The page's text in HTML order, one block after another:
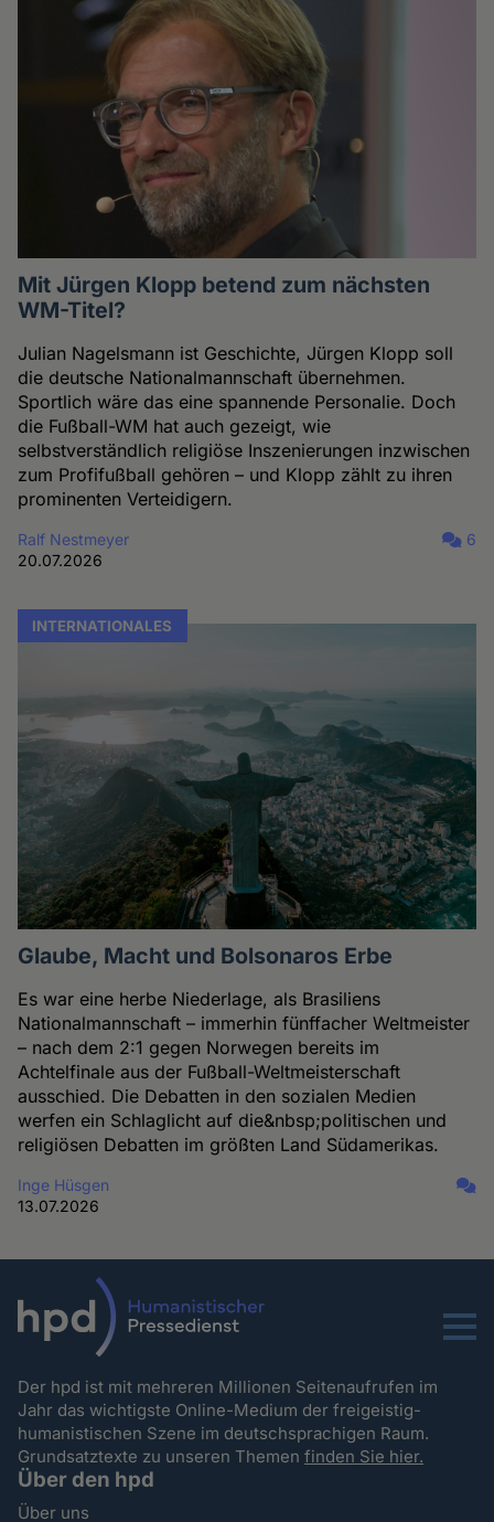
Mit Jürgen Klopp betend zum nächsten
WM-Titel?
Julian Nagelsmann ist Geschichte, Jürgen Klopp soll
die deutsche Nationalmannschaft übernehmen.
Sportlich wäre das eine spannende Personalie. Doch
die Fußball-WM hat auch gezeigt, wie
selbstverständlich religiöse Inszenierungen inzwischen
zum Profifußball gehören – und Klopp zählt zu ihren
prominenten Verteidigern.
Ralf Nestmeyer
20.07.2026
6
INTERNATIONALES
Glaube, Macht und Bolsonaros Erbe
Es war eine herbe Niederlage, als Brasiliens
Nationalmannschaft – immerhin fünffacher Weltmeister
– nach dem 2:1 gegen Norwegen bereits im
Achtelfinale aus der Fußball-Weltmeisterschaft
ausschied. Die Debatten in den sozialen Medien
werfen ein Schlaglicht auf die&nbsp;politischen und
religiösen Debatten im größten Land Südamerikas.
Inge Hüsgen
13.07.2026
Menu
Der hpd ist mit mehreren Millionen Seitenaufrufen im
Jahr das wichtigste Online-Medium der freigeistig-
humanistischen Szene im deutschsprachigen Raum.
Grundsatztexte zu unseren Themenfinden Sie hier.
Über den hpd
Über uns